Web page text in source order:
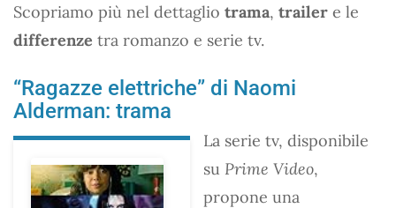
Scopriamo più nel dettaglio trama, trailer e le
differenze tra romanzo e serie tv.
“Ragazze elettriche” di Naomi
Alderman: trama
La serie tv, disponibile
su Prime Video,
propone una